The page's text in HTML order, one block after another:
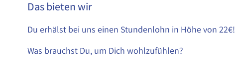
Das bieten wir
Du erhälst bei uns einen Stundenlohn in Höhe von 22€!
Was brauchst Du, um Dich wohlzufühlen?